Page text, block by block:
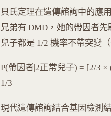
貝氏定理在遺傳諮詢中的應
兄弟有 DMD，她的帶因者
兒子都是 1/2 機率不帶突變
P(帶因者|2正常兒子) = [2/3 ×
1/3
現代遺傳諮詢結合基因檢測